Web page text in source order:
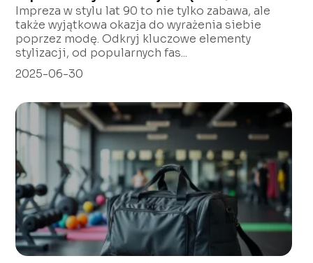
Impreza w stylu lat 90 to nie tylko zabawa, ale
także wyjątkowa okazja do wyrażenia siebie
poprzez modę. Odkryj kluczowe elementy
stylizacji, od popularnych fas...
2025-06-30